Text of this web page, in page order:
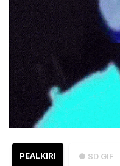
● SD GIF
PEALKIRI